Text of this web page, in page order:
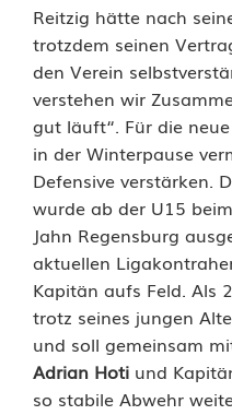
l
l
e
s
r
i
c
h
t
i
Reitzig hätte nach
trotzdem seinen
den Verein
verstehen wir
gut läuft“. Für die
in der Winterpause
Defensive verstärken.
wurde ab der U15
Jahn Regensburg
aktuellen
Kapitän aufs Feld. Als
trotz seines jungen
und soll gemeinsam
Adrian Hoti und
so stabile Abwehr